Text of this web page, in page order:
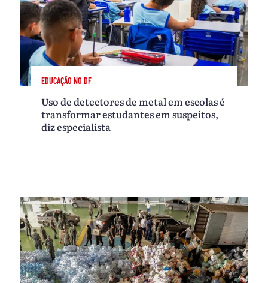
EDUCAÇÃO NO DF
Uso de detectores de metal em escolas é
transformar estudantes em suspeitos,
diz especialista